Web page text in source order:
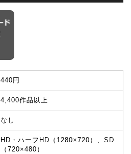
440円
4,400作品以上
なし
HD・ハーフHD（1280×720）、SD
（720×480）